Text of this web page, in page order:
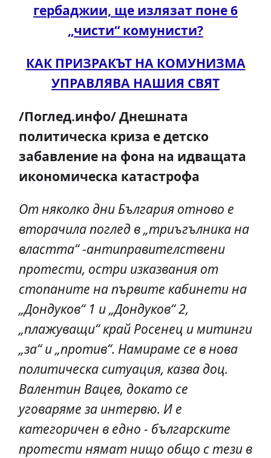
гербаджии, ще излязат поне 6
„чисти“ комунисти?
КАК ПРИЗРАКЪТ НА КОМУНИЗМА
УПРАВЛЯВА НАШИЯ СВЯТ
/Поглед.инфо/ Днешната
политическа криза е детско
забавление на фона на идващата
икономическа катастрофа
От няколко дни България отново е
вторачила поглед в „триъгълника на
властта“ -антиправителствени
протести, остри изказвания от
стопаните на първите кабинети на
„Дондуков“ 1 и „Дондуков“ 2,
„плажуващи“ край Росенец и митинги
„за“ и „против“. Намираме се в нова
политическа ситуация, казва доц.
Валентин Вацев, докато се
уговаряме за интервю. И е
категоричен в едно - българските
протести нямат нищо общо с тези в